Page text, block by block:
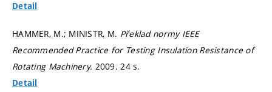
Detail
HAMMER, M.; MINISTR, M. Překlad normy IEEE
Recommended Practice for Testing Insulation Resistance of
Rotating Machinery. 2009. 24 s.
Detail